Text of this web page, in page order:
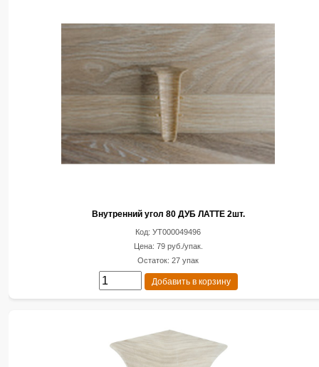
Внутренний угол 80 ДУБ ЛАТТЕ 2шт.
Код: УТ000049496
Цена: 79 руб./упак.
Остаток: 27 упак
Добавить в корзину